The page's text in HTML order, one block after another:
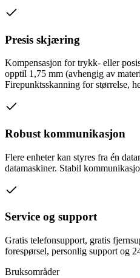
Presis skjæring
Kompensasjon for trykk- eller
opptil 1,75 mm (avhengig av
Firepunktsskanning for størrelse,
Robust kommunikasjon
Flere enheter kan styres fra én
datamaskiner. Stabil
Service og support
Gratis telefonsupport, gratis
forespørsel, personlig support og
Bruksområder